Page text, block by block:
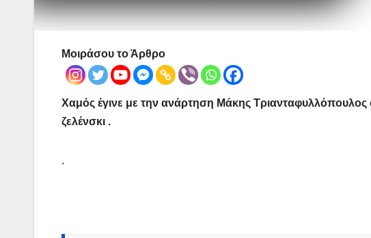
Μοιράσου το Άρθρο
Χαμός έγινε με την ανάρτηση Μάκης Τριανταφυλλόπουλος
ζελένσκι .
.